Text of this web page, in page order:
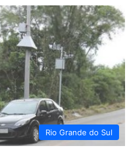
Rio Grande do Sul